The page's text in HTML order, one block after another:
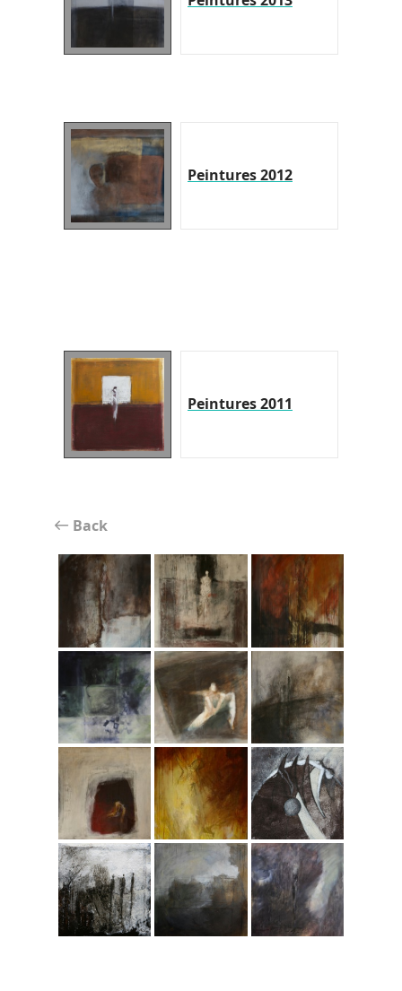
Peintures 2012
Peintures 2011
Back